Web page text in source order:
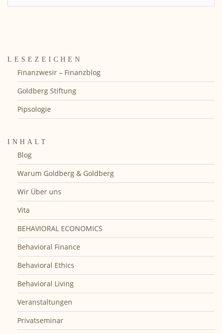
LESEZEICHEN
Finanzwesir – Finanzblog
Goldberg Stiftung
Pipsologie
INHALT
Blog
Warum Goldberg & Goldberg
Wir Über uns
Vita
BEHAVIORAL ECONOMICS
Behavioral Finance
Behavioral Ethics
Behavioral Living
Veranstaltungen
Privatseminar